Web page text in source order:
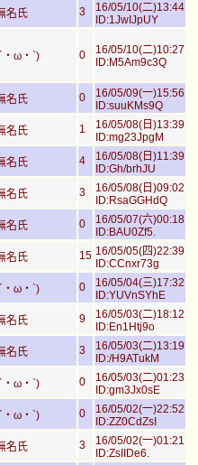
名氏 3
16/05/10(二)13:44
ID:1JwIJpUY
・ω・`) 0
16/05/10(二)10:27
ID:M5Am9c3Q
名氏 0
16/05/09(一)15:56
ID:suuKMs9Q
名氏 1
16/05/08(日)13:39
ID:mg23JpgM
名氏 4
16/05/08(日)11:39
ID:Gh/brhJU
名氏 3
16/05/08(日)09:02
ID:RsaGGHdQ
名氏 0
16/05/07(六)00:18
ID:BAU0Zf5.
名氏 15 16/05/05(四)22:39
ID:CCnxr73g
・ω・`) 0
16/05/04(三)17:32
ID:YUVnSYhE
名氏 9
16/05/03(二)18:12
ID:En1Htj9o
名氏 3
16/05/03(二)13:19
ID:/H9ATukM
・ω・`) 0
16/05/03(二)01:23
ID:gm3Jx0sE
・ω・`) 0
16/05/02(一)22:52
ID:ZZ0CdZsI
名氏 3
16/05/02(一)01:21
ID:ZsIIDe6.